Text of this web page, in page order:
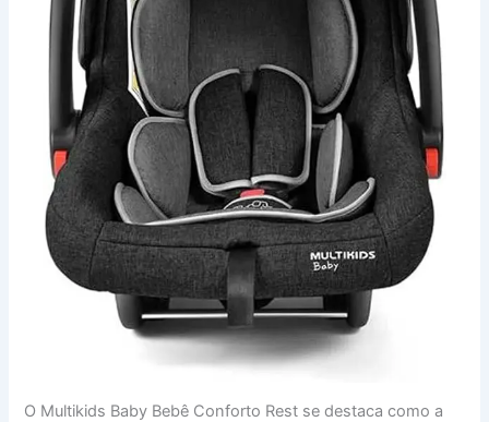
O Multikids Baby Bebê Conforto Rest se destaca como a